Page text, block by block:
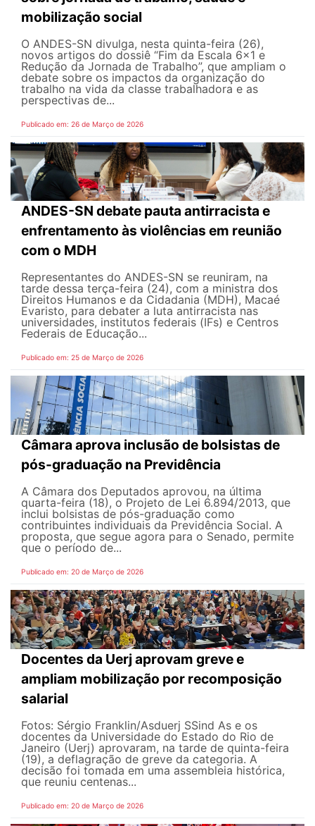
mobilização social
O ANDES-SN divulga, nesta quinta-feira (26),
novos artigos do dossiê “Fim da Escala 6×1 e
Redução da Jornada de Trabalho”, que ampliam o
debate sobre os impactos da organização do
trabalho na vida da classe trabalhadora e as
perspectivas de...
Publicado em: 26 de Março de 2026
ANDES-SN debate pauta antirracista e
enfrentamento às violências em reunião
com o MDH
Representantes do ANDES-SN se reuniram, na
tarde dessa terça-feira (24), com a ministra dos
Direitos Humanos e da Cidadania (MDH), Macaé
Evaristo, para debater a luta antirracista nas
universidades, institutos federais (IFs) e Centros
Federais de Educação...
Publicado em: 25 de Março de 2026
Câmara aprova inclusão de bolsistas de
pós-graduação na Previdência
A Câmara dos Deputados aprovou, na última
quarta-feira (18), o Projeto de Lei 6.894/2013, que
inclui bolsistas de pós-graduação como
contribuintes individuais da Previdência Social. A
proposta, que segue agora para o Senado, permite
que o período de...
Publicado em: 20 de Março de 2026
Docentes da Uerj aprovam greve e
ampliam mobilização por recomposição
salarial
Fotos: Sérgio Franklin/Asduerj SSind As e os
docentes da Universidade do Estado do Rio de
Janeiro (Uerj) aprovaram, na tarde de quinta-feira
(19), a deflagração de greve da categoria. A
decisão foi tomada em uma assembleia histórica,
que reuniu centenas...
Publicado em: 20 de Março de 2026